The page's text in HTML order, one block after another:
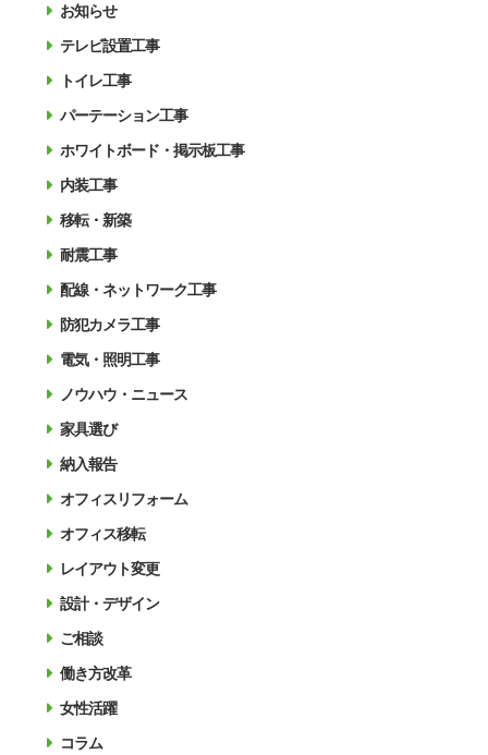
お知らせ
テレビ設置工事
トイレ工事
パーテーション工事
ホワイトボード・掲示板工事
内装工事
移転・新築
耐震工事
配線・ネットワーク工事
防犯カメラ工事
電気・照明工事
ノウハウ・ニュース
家具選び
納入報告
オフィスリフォーム
オフィス移転
レイアウト変更
設計・デザイン
ご相談
働き方改革
女性活躍
コラム